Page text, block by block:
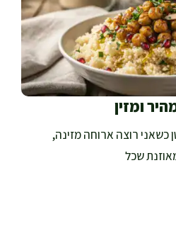
ומזין
כשאני רוצה ארוחה מזינה,
שכל